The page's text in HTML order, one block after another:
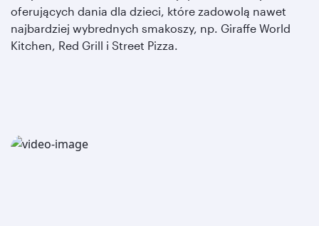
oferujących dania dla dzieci, które zadowolą nawet
najbardziej wybrednych smakoszy, np. Giraffe World
Kitchen, Red Grill i Street Pizza.